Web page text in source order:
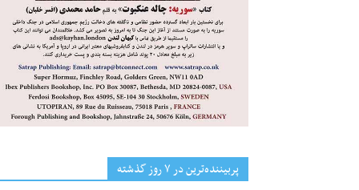
پربیننده‌ترین‌ در ۷ روز گذشته